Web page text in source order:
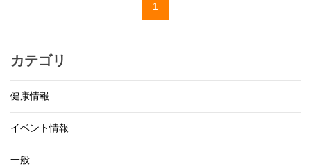
1
カテゴリ
健康情報
イベント情報
一般